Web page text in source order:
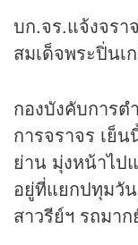
บก.จร.แจ้งจร
สมเด็จพระปิ่นเ
กองบังคับการต
การจราจร เย็
ย่าน มุ่งหน้าไป
อยู่ที่แยกปทุมวั
สาวรีย์ฯ รถมา